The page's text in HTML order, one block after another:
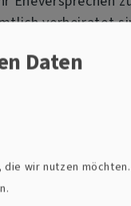
verheiratet
möchte,
Daten
wir nutzen möchten.